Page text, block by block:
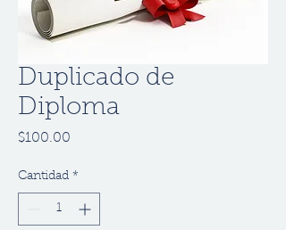
Duplicado de
Diploma
$100.00
Cantidad *